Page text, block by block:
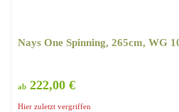
Nays One Spinning, 265cm, WG
ab 222,00 €
Hier zuletzt vergriffen